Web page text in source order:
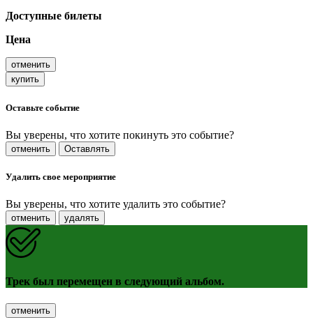
Доступные билеты
Цена
отменить
купить
Оставьте событие
Вы уверены, что хотите покинуть это событие?
отменить Оставлять
Удалить свое мероприятие
Вы уверены, что хотите удалить это событие?
отменить удалять
Трек был перемещен в следующий альбом.
отменить